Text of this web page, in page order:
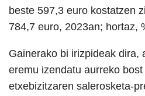
beste 597,3 euro kostatzen
784,7 euro, 2023an; hortaz,
Gainerako bi irizpideak dira,
eremu izendatu aurreko
etxebizitzaren salerosketa-